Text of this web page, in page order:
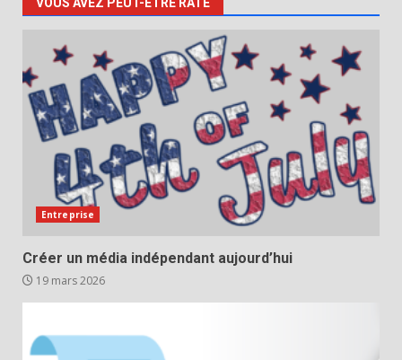
VOUS AVEZ PEUT-ÊTRE RATÉ
Entreprise
Créer un média indépendant aujourd’hui
19 mars 2026